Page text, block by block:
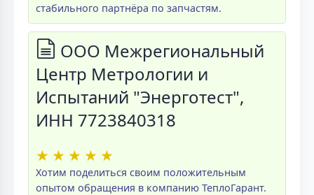
стабильного партнёра по запчастям.
ООО Межрегиональный
Центр Метрологии и
Испытаний "Энерготест",
ИНН 7723840318
★ ★ ★ ★ ★
Хотим поделиться своим положительным
опытом обращения в компанию ТеплоГарант.